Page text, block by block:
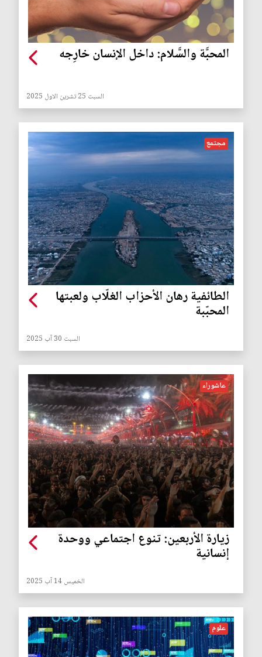
المحبَّة والسَّلام: داخل الإنسان خارِجه
السبت 25 تشرين الاول 2025
مجتمع
الطائفية رهان الأحزاب الغلّاب ولعبتها
المحبّبة
السبت 30 آب 2025
عاشوراء
زيارة الأربعين: تنوع اجتماعي ووحدة
إنسانية
الخميس 14 آب 2025
علوم